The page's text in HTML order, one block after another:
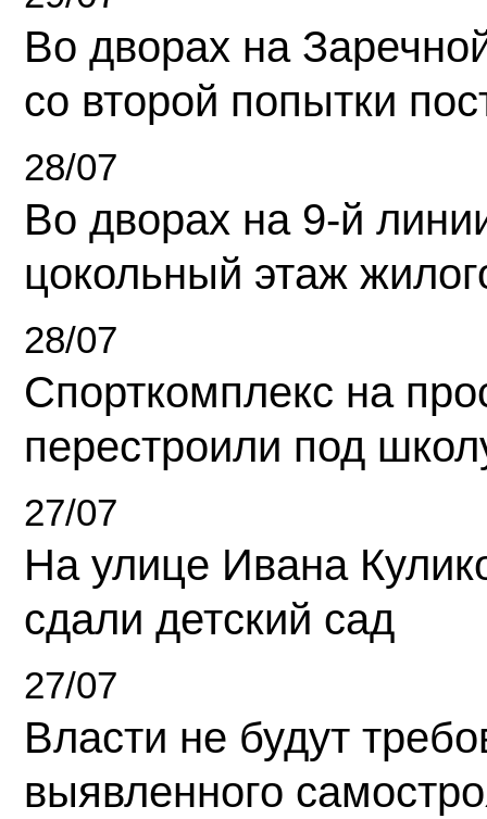
Во дворах на
со второй попытки
28/07
Во дворах на 9-й
цокольный этаж
28/07
Спорткомплекс на
перестроили под
27/07
На улице Ивана
сдали детский сад
27/07
Власти не будут
выявленного